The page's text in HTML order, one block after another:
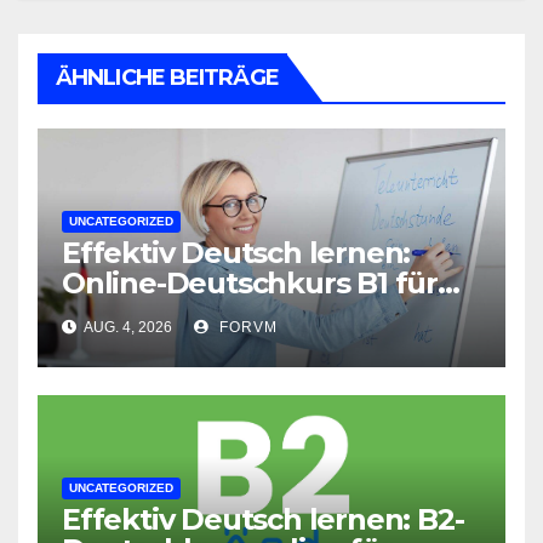
ÄHNLICHE BEITRÄGE
UNCATEGORIZED
Effektiv Deutsch lernen:
Online-Deutschkurs B1 für
flexible Lernerfolge
AUG. 4, 2026 FORVM
UNCATEGORIZED
Effektiv Deutsch lernen: B2-